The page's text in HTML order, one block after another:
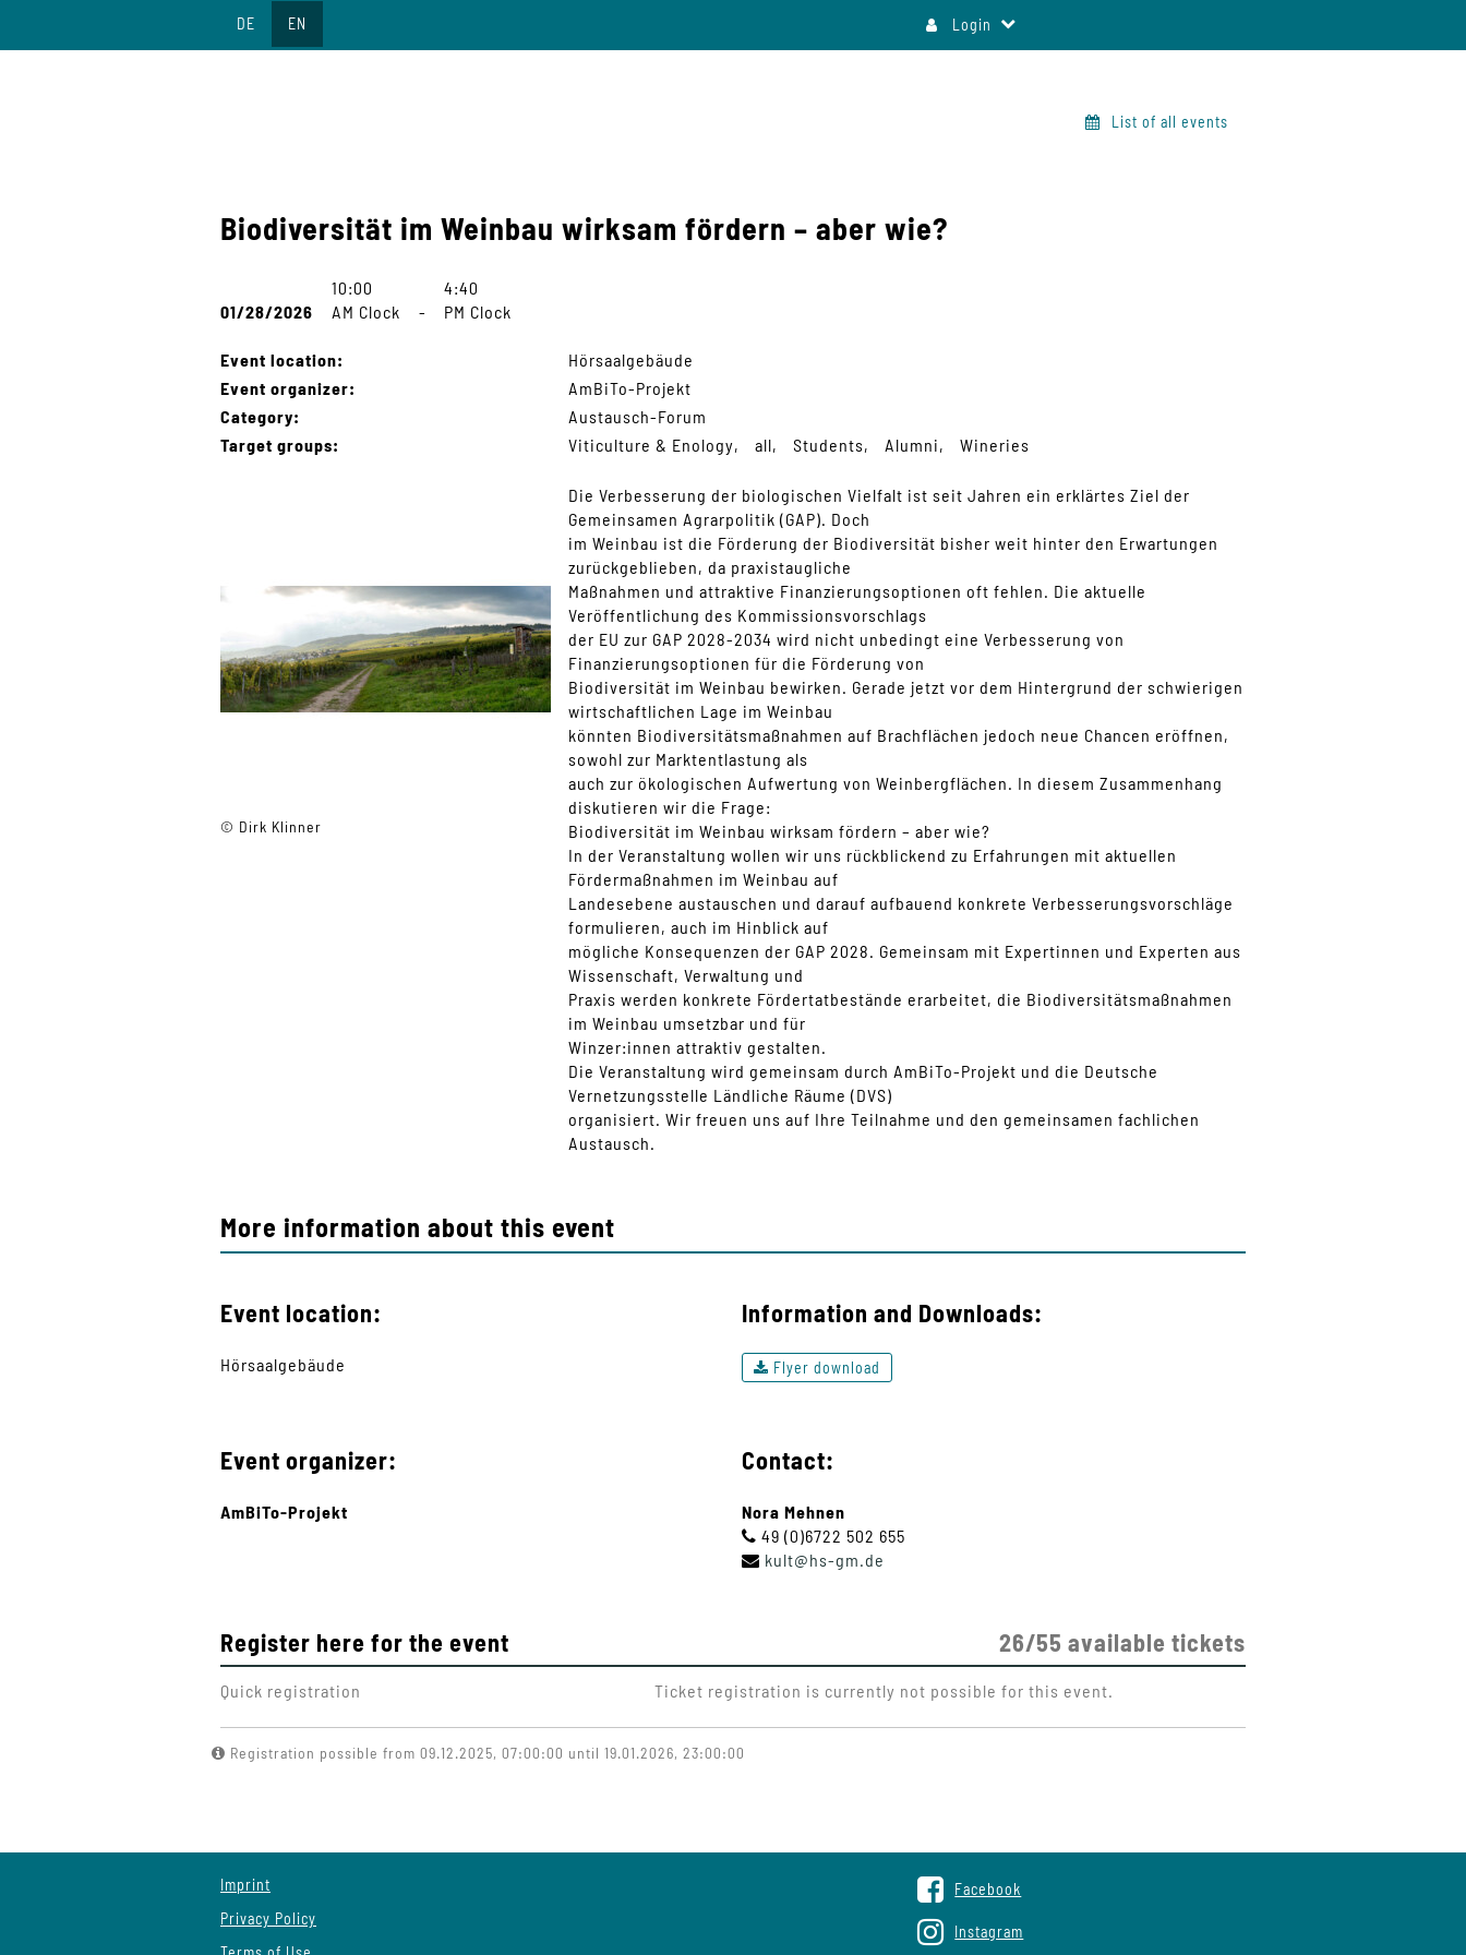
Login
DE EN
List of all events
Biodiversität im Weinbau wirksam fördern – aber wie?
01/28/2026
10:00
AM Clock
-
4:40
PM Clock
Event location:
Hörsaalgebäude
Event organizer:
AmBiTo-Projekt
Category:
Austausch-Forum
Target groups:
Viticulture & Enology all Students Alumni Wineries
© Dirk Klinner
Die Verbesserung der biologischen Vielfalt ist seit Jahren ein erklärtes Ziel der
Gemeinsamen Agrarpolitik (GAP). Doch
im Weinbau ist die Förderung der Biodiversität bisher weit hinter den Erwartungen
zurückgeblieben, da praxistaugliche
Maßnahmen und attraktive Finanzierungsoptionen oft fehlen. Die aktuelle
Veröffentlichung des Kommissionsvorschlags
der EU zur GAP 2028-2034 wird nicht unbedingt eine Verbesserung von
Finanzierungsoptionen für die Förderung von
Biodiversität im Weinbau bewirken. Gerade jetzt vor dem Hintergrund der schwierigen
wirtschaftlichen Lage im Weinbau
könnten Biodiversitätsmaßnahmen auf Brachflächen jedoch neue Chancen eröffnen,
sowohl zur Marktentlastung als
auch zur ökologischen Aufwertung von Weinbergflächen. In diesem Zusammenhang
diskutieren wir die Frage:
Biodiversität im Weinbau wirksam fördern – aber wie?
In der Veranstaltung wollen wir uns rückblickend zu Erfahrungen mit aktuellen
Fördermaßnahmen im Weinbau auf
Landesebene austauschen und darauf aufbauend konkrete Verbesserungsvorschläge
formulieren, auch im Hinblick auf
mögliche Konsequenzen der GAP 2028. Gemeinsam mit Expertinnen und Experten aus
Wissenschaft, Verwaltung und
Praxis werden konkrete Fördertatbestände erarbeitet, die Biodiversitätsmaßnahmen
im Weinbau umsetzbar und für
Winzer:innen attraktiv gestalten.
Die Veranstaltung wird gemeinsam durch AmBiTo-Projekt und die Deutsche
Vernetzungsstelle Ländliche Räume (DVS)
organisiert. Wir freuen uns auf Ihre Teilnahme und den gemeinsamen fachlichen
Austausch.
More information about this event
Event location:
Hörsaalgebäude
Information and Downloads:
Flyer download
Event organizer:
AmBiTo-Projekt
Contact:
Nora Mehnen
49 (0)6722 502 655
kult@hs-gm.de
Register here for the event 26/55 available tickets
Quick registration Ticket registration is currently not possible for this event.
Registration possible from 09.12.2025, 07:00:00 until 19.01.2026, 23:00:00
Imprint
Privacy Policy
Facebook
Instagram